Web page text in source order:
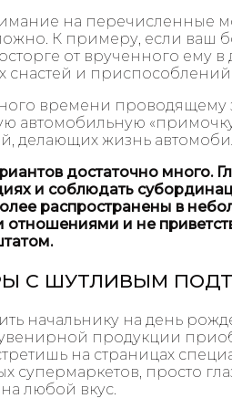
на перечисленные
К примеру, если ваш
от врученного ему
снастей и приспособлений.
времени проводящему
автомобильную
делающих жизнь
достаточно много.
и соблюдать
распространены в
и не
С ШУТЛИВЫМ
продукции
на страницах
супермаркетов, просто
любой вкус.